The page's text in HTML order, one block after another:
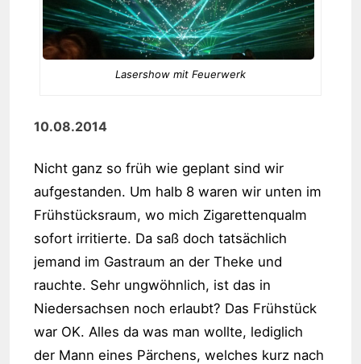
Lasershow mit Feuerwerk
10.08.2014
Nicht ganz so früh wie geplant sind wir
aufgestanden. Um halb 8 waren wir unten im
Frühstücksraum, wo mich Zigarettenqualm
sofort irritierte. Da saß doch tatsächlich
jemand im Gastraum an der Theke und
rauchte. Sehr ungwöhnlich, ist das in
Niedersachsen noch erlaubt? Das Frühstück
war OK. Alles da was man wollte, lediglich
der Mann eines Pärchens, welches kurz nach